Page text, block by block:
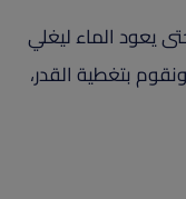
يعود الماء ليغلي
بتغطية القدر،